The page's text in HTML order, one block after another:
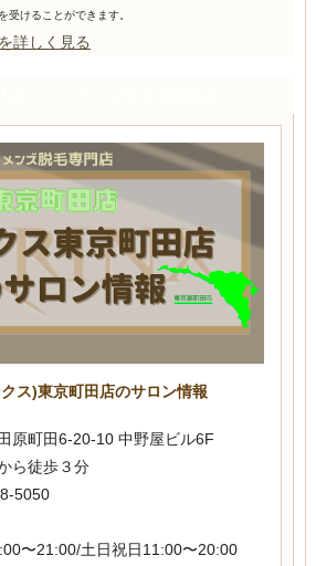
けることができます。
詳しく見る
ス)東京町田店のサロン情報
原町田6-20-10 中野屋ビル6F
ら徒歩３分
5050
〜21:00/土日祝日11:00〜20:00